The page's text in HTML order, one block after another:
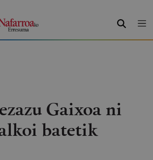
BILATU
Gaixoa ni
batetik